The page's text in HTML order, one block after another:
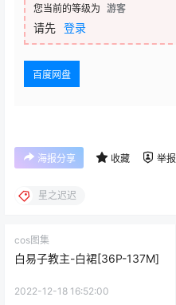
您当前的等级为 游客
请先 登录
百度网盘
海报分享 收藏 举报
星之迟迟
cos图集
白易子教主-白裙[36P-137M]
2022-12-18 16:52:00